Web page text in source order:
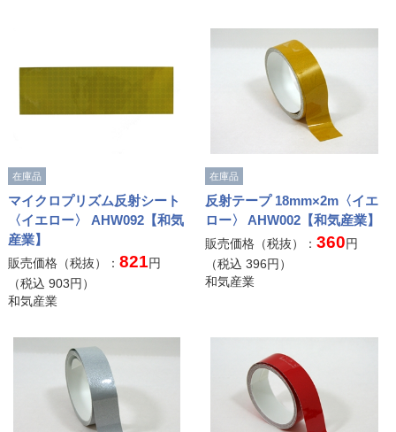
在庫品
マイクロプリズム反射シート
〈イエロー〉 AHW092【和気
産業】
販売価格（税抜）： 821円
（税込 903円）
和気産業
在庫品
反射テープ 18mm×2m〈イエ
ロー〉 AHW002【和気産業】
販売価格（税抜）：360円
（税込396円）
和気産業